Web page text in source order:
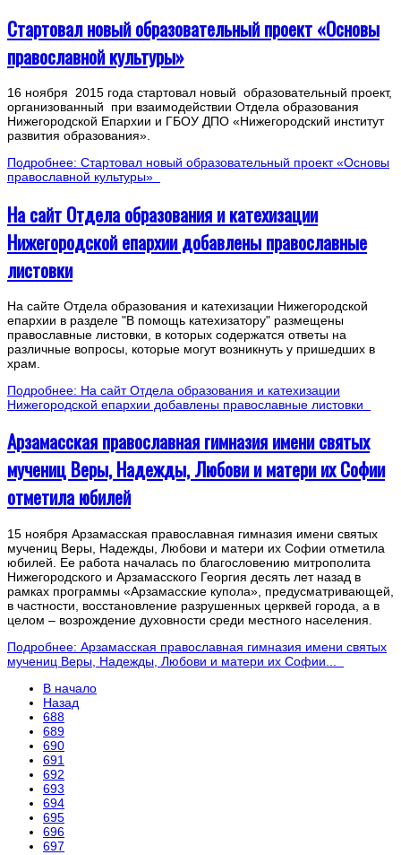
Стартовал новый образовательный проект «Основы
православной культуры»
16 ноября 2015 года стартовал новый образовательный проект,
организованный при взаимодействии Отдела образования
Нижегородской Епархии и ГБОУ ДПО «Нижегородский институт
развития образования».
Подробнее: Стартовал новый образовательный проект «Основы
православной культуры»
На сайт Отдела образования и катехизации
Нижегородской епархии добавлены православные
листовки
На сайте Отдела образования и катехизации Нижегородской
епархии в разделе "В помощь катехизатору" размещены
православные листовки, в которых содержатся ответы на
различные вопросы, которые могут возникнуть у пришедших в
храм.
Подробнее: На сайт Отдела образования и катехизации
Нижегородской епархии добавлены православные листовки
Арзамасская православная гимназия имени святых
мучениц Веры, Надежды, Любови и матери их Софии
отметила юбилей
15 ноября Арзамасская православная гимназия имени святых
мучениц Веры, Надежды, Любови и матери их Софии отметила
юбилей. Ее работа началась по благословению митрополита
Нижегородского и Арзамасского Георгия десять лет назад в
рамках программы «Арзамасские купола», предусматривающей,
в частности, восстановление разрушенных церквей города, а в
целом – возрождение духовности среди местного населения.
Подробнее: Арзамасская православная гимназия имени святых
мучениц Веры, Надежды, Любови и матери их Софии...
В начало
Назад
688
689
690
691
692
693
694
695
696
697